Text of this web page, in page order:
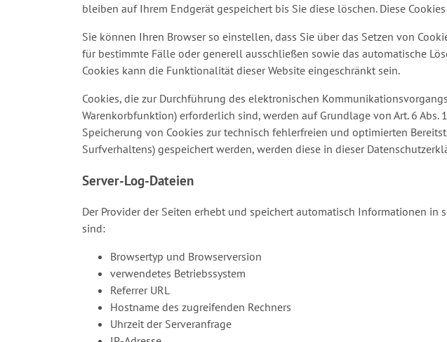
bleiben auf Ihrem Endgerät gespeichert bis Sie diese löschen. Diese
Sie können Ihren Browser so einstellen, dass Sie über das Setzen von
für bestimmte Fälle oder generell ausschließen sowie das automatische
Cookies kann die Funktionalität dieser Website eingeschränkt sein.
Cookies, die zur Durchführung des elektronischen
Warenkorbfunktion) erforderlich sind, werden auf Grundlage von Art. 6 Abs.
Speicherung von Cookies zur technisch fehlerfreien und optimierten
Surfverhaltens) gespeichert werden, werden diese in dieser
Server-Log-Dateien
Der Provider der Seiten erhebt und speichert automatisch Informationen
sind:
Browsertyp und Browserversion
verwendetes Betriebssystem
Referrer URL
Hostname des zugreifenden Rechners
Uhrzeit der Serveranfrage